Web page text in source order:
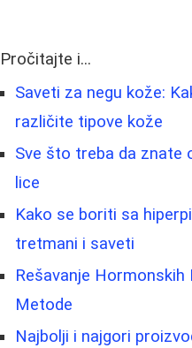
Pročitajte i...
Saveti za negu kože:
različite tipove kože
Sve što treba da znate
lice
Kako se boriti sa
tretmani i saveti
Rešavanje Hormonskih
Metode
Najbolji i najgori